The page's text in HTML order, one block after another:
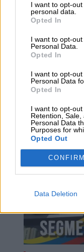
I want to opt-
personal data.
Opted In
I want to opt-
Personal Data.
Opted In
I want to opt-
Personal Data
Opted In
I want to opt-out
Retention,
Personal Data
Purposes for
Opted Out
CONFIRM
Data Deletion
¿QUÉ